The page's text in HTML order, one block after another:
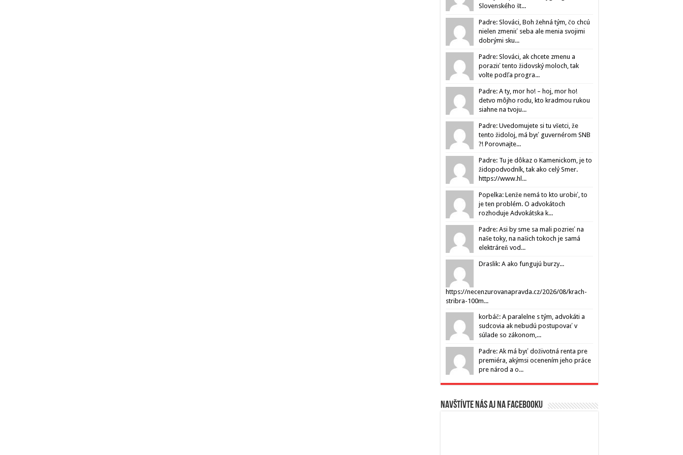
Slovenského št...
Padre: Slováci, Boh žehná tým, čo chcú
nielen zmeniť seba ale menia svojimi
dobrými sku...
Padre: Slováci, ak chcete zmenu a
poraziť tento židovský moloch, tak
volte podľa progra...
Padre: A ty, mor ho! – hoj, mor ho!
detvo môjho rodu, kto kradmou rukou
siahne na tvoju...
Padre: Uvedomujete si tu všetci, že
tento židoloj, má byť guvernérom SNB
?! Porovnajte...
Padre: Tu je dôkaz o Kamenickom, je to
židopodvodník, tak ako celý Smer.
https://www.hl...
Popelka: Lenže nemá to kto urobiť, to
je ten problém. O advokátoch
rozhoduje Advokátska k...
Padre: Asi by sme sa mali pozrieť na
naše toky, na našich tokoch je samá
elektráreň vod...
Draslik: A ako fungujú burzy...
https://necenzurovanapravda.cz/2026/08/krach-
stribra-100m...
korbáč: A paralelne s tým, advokáti a
sudcovia ak nebudú postupovať v
súlade so zákonom,...
Padre: Ak má byť doživotná renta pre
premiéra, akýmsi ocenením jeho práce
pre národ a o...
Navštívte nás aj na Facebooku